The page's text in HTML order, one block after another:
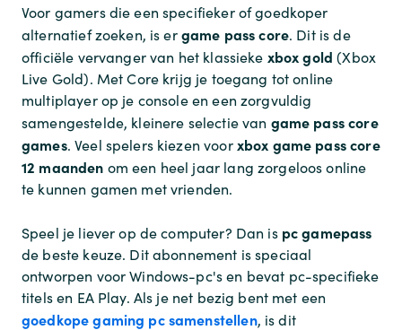
Voor gamers die een specifieker of goedkoper
alternatief zoeken, is ergame pass core. Dit is de
officiële vervanger van het klassieke xbox gold (Xbox
Live Gold). Met Core krijg je toegang tot online
multiplayer op je console en een zorgvuldig
samengestelde, kleinere selectie van game pass core
games. Veel spelers kiezen voorxbox game pass core
12 maanden om een heel jaar lang zorgeloos online
te kunnen gamen met vrienden.
Speel je liever op de computer? Dan is pc gamepass
de beste keuze. Dit abonnement is speciaal
ontworpen voor Windows-pc's en bevat pc-specifieke
titels en EA Play. Als je net bezig bent met een
goedkope gaming pc samenstellen, is dit